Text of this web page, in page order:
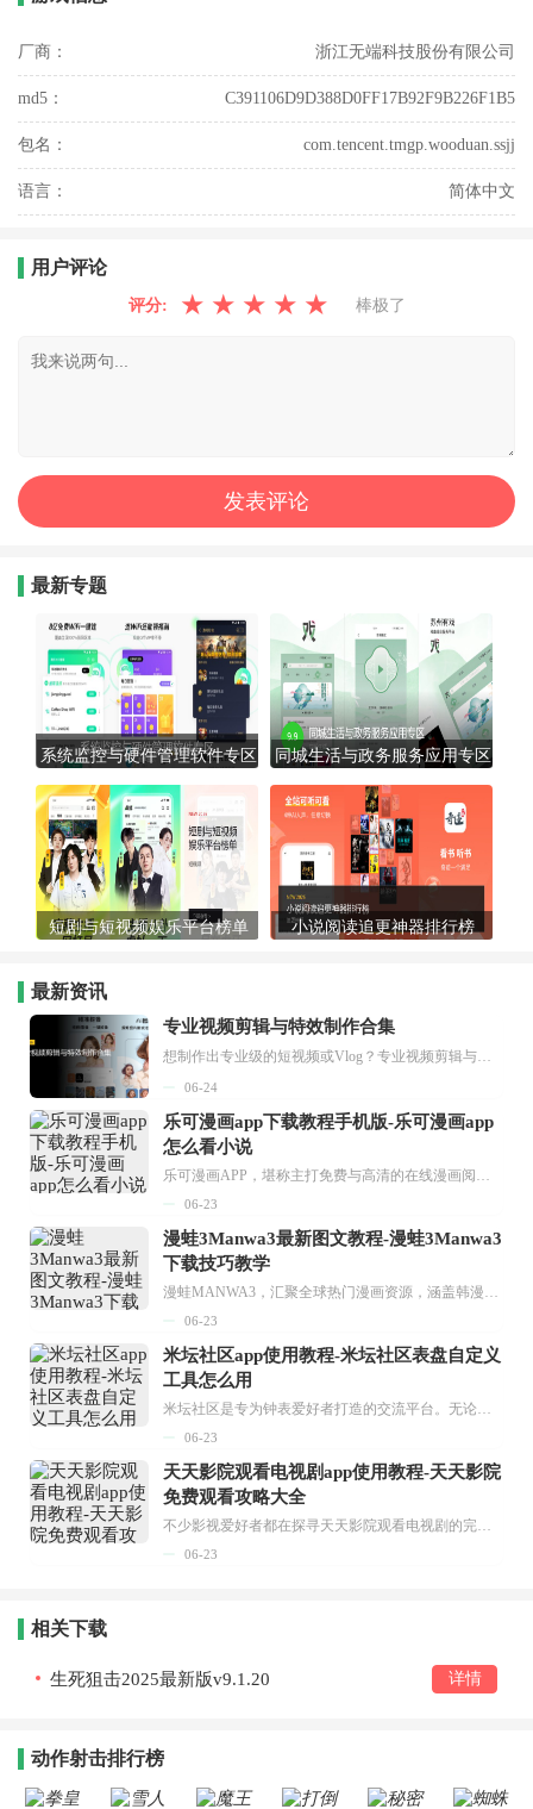
厂商： 浙江无端科技股份有限公司
md5： C391106D9D388D0FF17B92F9B226F1B5
包名： com.tencent.tmgp.wooduan.ssjj
语言： 简体中文
用户评论
评分: ★ ★ ★ ★ ★ 棒极了
最新专题
系统监控与硬件管理软件专区 同城生活与政务服务应用专区
短剧与短视频娱乐平台榜单 小说阅读追更神器排行榜
最新资讯
专业视频剪辑与特效制作合集
想制作出专业级的短视频或Vlog？专业视频剪辑与特效制作大全专题为你提供了从剪辑、抠像到特效包装的全套解决方案。无论是添加炫酷的片头、进行精准的视频抠图，还是制...
06-24
乐可漫画app下载教程手机版-乐可漫画app
怎么看小说
乐可漫画APP，堪称主打免费与高清的在线漫画阅读神器。其官方版提供海量完整版漫画资源，无论是国内漫画，还是日漫、韩漫、台漫、美漫等国外漫画，应有尽有，随时供你阅读。只需轻点一下，便能直接进入阅读界面。不仅如此，乐可漫画最新版本更新速度极快，在这里，你总能抢先看到全网一手漫画章节内容！...
06-23
漫蛙3Manwa3最新图文教程-漫蛙3Manwa3
下载技巧教学
漫蛙MANWA3，汇聚全球热门漫画资源，涵盖韩漫、欧美漫画、国漫等多种类型，题材丰富多样，全方位满足用户阅读喜好。它不仅是阅读平台，更是创作平台，为广大用户打造零门槛创作环境。...
06-23
米坛社区app使用教程-米坛社区表盘自定义
工具怎么用
米坛社区是专为钟表爱好者打造的交流平台。无论你是初涉钟表领域的普通爱好者，还是拥有多年收藏经验的资深玩家，都能在此找到属于自己的天地。 无需注册，就能轻松参与其中。通过专业的讨论论坛与丰富的交互功能，你可与世界各地的钟表爱好者畅快交流。若你钟情于钟表，米坛社区无疑是值得一试的理想之选。在这里，你能获取最新的手表资讯，交流见解，提升鉴赏品味，让每一块手表都成为收藏故事中重要的一部分。感兴趣的朋友，不要错过下载机会。...
06-23
天天影院观看电视剧app使用教程-天天影院
免费观看攻略大全
不少影视爱好者都在探寻天天影院观看电视剧的完整方法，结合最新平台使用规则，本篇新手入门攻略全面讲解观看渠道、检索流程、播放设置以及画面模式调整等实用内容。全文适配手机、电脑等主流设备，步骤简洁易懂，无论是初次使用的新手，还是想要优化观影体验的用户，都能参照内容快速上手，熟练掌握平台各项操作技巧，轻松畅享影视内容。...
06-23
相关下载
生死狙击2025最新版v9.1.20 详情
动作射击排行榜